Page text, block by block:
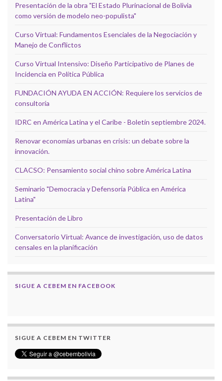
Presentación de la obra "El Estado Plurinacional de Bolivia
como versión de modelo neo-populista"
Curso Virtual: Fundamentos Esenciales de la Negociación y
Manejo de Conflictos
Curso Virtual Intensivo: Diseño Participativo de Planes de
Incidencia en Política Pública
FUNDACIÓN AYUDA EN ACCIÓN: Requiere los servicios de
consultoría
IDRC en América Latina y el Caribe - Boletín septiembre 2024.
Renovar economías urbanas en crisis: un debate sobre la
innovación.
CLACSO: Pensamiento social chino sobre América Latina
Seminario "Democracia y Defensoría Pública en América
Latina"
Presentación de Libro
Conversatorio Virtual: Avance de investigación, uso de datos
censales en la planificación
SIGUE A CEBEM EN FACEBOOK
SIGUE A CEBEM EN TWITTER